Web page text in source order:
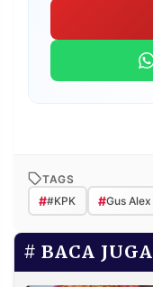
TAGS
##KPK #Gus Alex
BACA JUGA